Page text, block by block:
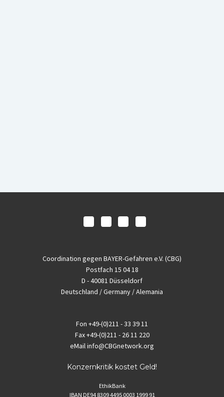
Coordination gegen BAYER-Gefahren e.V. (CBG)
Postfach 15 04 18
D - 40081 Düsseldorf
Deutschland / Germany / Alemania
Fon +49-(0)211 - 33 39 11
Fax+49-(0)211 - 26 11 220
eMailinfo@CBGnetwork.org
Konzernkritik kostet Geld!
EthikBank
IBAN DE94 8309 4495 0003 1999 91